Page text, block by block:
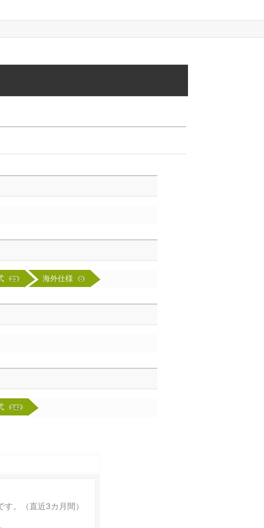
23 海外仕様 0
142
す。（直近3カ月間）